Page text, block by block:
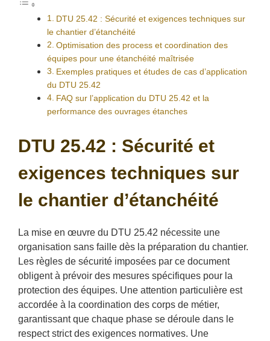
DTU 25.42 : Sécurité et exigences techniques sur
le chantier d’étanchéité
Optimisation des process et coordination des
équipes pour une étanchéité maîtrisée
Exemples pratiques et études de cas d’application
du DTU 25.42
FAQ sur l’application du DTU 25.42 et la
performance des ouvrages étanches
DTU 25.42 : Sécurité et
exigences techniques sur
le chantier d’étanchéité
La mise en œuvre du DTU 25.42 nécessite une
organisation sans faille dès la préparation du chantier.
Les règles de sécurité imposées par ce document
obligent à prévoir des mesures spécifiques pour la
protection des équipes. Une attention particulière est
accordée à la coordination des corps de métier,
garantissant que chaque phase se déroule dans le
respect strict des exigences normatives. Une